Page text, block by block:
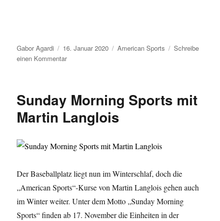
Autor
Gabor Agardi
Veröffentlicht
am
16. Januar 2020 Kategorien
American Sports
Schreibe
einen Kommentarzu
startet
der
Sunday Morning Sports mit
Martin Langlois
Der Baseballplatz liegt nun im Winterschlaf, doch die
„American Sports“-Kurse von Martin Langlois gehen auch
im Winter weiter. Unter dem Motto „Sunday Morning
Sports“ finden ab 17. November die Einheiten in der